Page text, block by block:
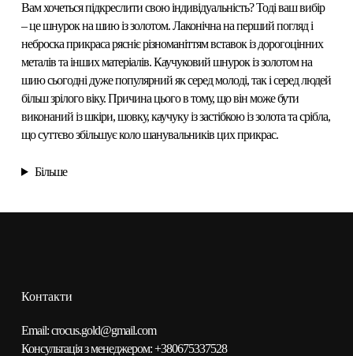
Вам хочеться підкреслити свою індивідуальність? Тоді ваш вибір
– цешнурок на шию із золотом. Лаконічна на перший погляд і
неброска прикраса рясніє різноманіттям вставок із дорогоцінних
металів та інших матеріалів.Каучуковий шнурок із золотом на
шиюсьогодні дуже популярний як серед молоді, так і серед людей
більш зрілого віку. Причина цього в тому, що він може бути
виконаний із шкіри, шовку, каучуку із застібкою із золота та срібла,
що суттєво збільшує коло шанувальників цих прикрас.
Більше
Контакти
Email:сrocus.gold@gmail.com
Консультація з менеджером:+380675337528